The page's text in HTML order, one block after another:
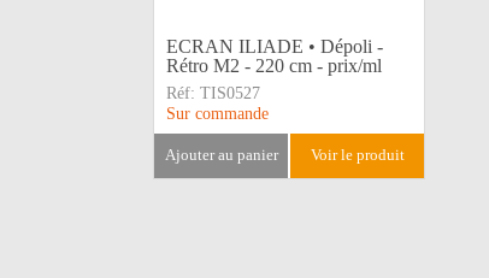
ECRAN ILIADE • Dépoli -
Rétro M2 - 220 cm - prix/ml
Réf: TIS0527
Sur commande
ajouter au panier voir le produit